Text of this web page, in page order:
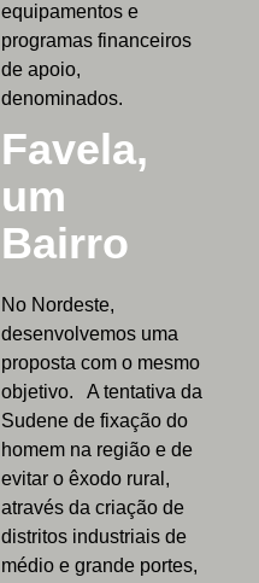
equipamentos e
programas financeiros
de apoio,
denominados.
Favela,
um
Bairro
No Nordeste,
desenvolvemos uma
proposta com o mesmo
objetivo. A tentativa da
Sudene de fixação do
homem na região e de
evitar o êxodo rural,
através da criação de
distritos industriais de
médio e grande portes,